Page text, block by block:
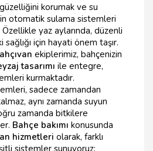
korumak ve su
otomatik sulama sistemleri
yaz aylarında, düzenli
için hayati önem taşır.
ekiplerimiz, bahçenizin
tasarımı ile entegre,
kurmaktadır.
sadece zamandan
aynı zamanda suyun
zamanda bitkilere
Bahçe bakımı konusunda
hizmetleri olarak, farklı
sistemler sunuyoruz: